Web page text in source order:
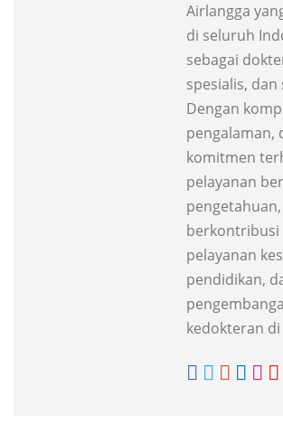
Airlangga
di seluruh
sebagai
spesialis, dan
Dengan
pengalaman,
komitmen
pelayanan
berkontribusi
pelayanan
pendidikan,
kedokteran